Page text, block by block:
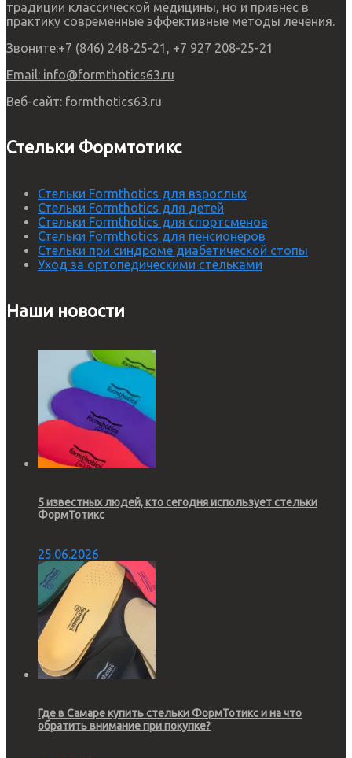
традиции классической медицины, но и привнес в
практику современные эффективные методы лечения.
Звоните:+7 (846) 248-25-21, +7 927 208-25-21
Email: info@formthotics63.ru
Веб-сайт: formthotics63.ru
Стельки Формтотикс
Стельки Formthotics для взрослых
Стельки Formthotics для детей
Стельки Formthotics для спортсменов
Стельки Formthotics для пенсионеров
Стельки при синдроме диабетической стопы
Уход за ортопедическими стельками
Наши новости
5 известных людей, кто сегодня использует стельки
ФормТотикс
25.06.2026
Где в Самаре купить стельки ФормТотикс и на что
обратить внимание при покупке?